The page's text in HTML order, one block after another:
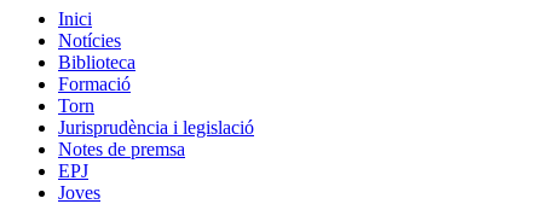
Inici
Notícies
Biblioteca
Formació
Torn
Jurisprudència i legislació
Notes de premsa
EPJ
Joves